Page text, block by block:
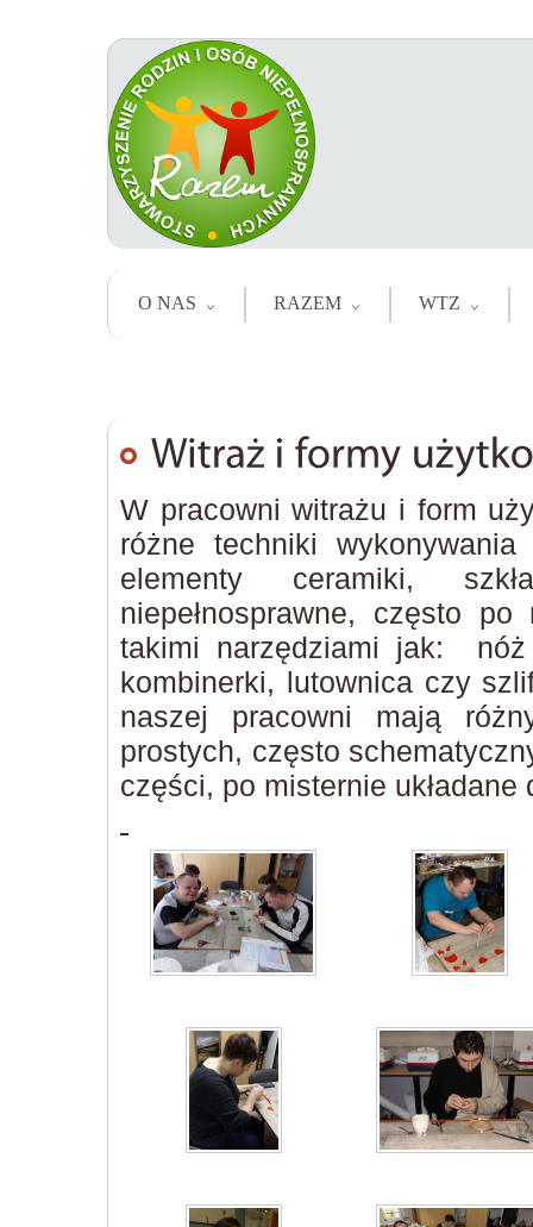
O NAS RAZEM WTZ
W pracowni witrażu i form
różne techniki
elementy ceramiki,
niepełnosprawne, często
takimi narzędziami jak: nóż
kombinerki, lutownica czy
naszej pracowni mają
prostych, często
części, po misternie układane